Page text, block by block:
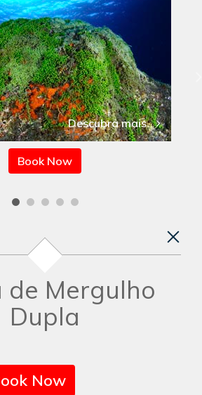
Descubra mais
Book Now
de Mergulho
Dupla
Now